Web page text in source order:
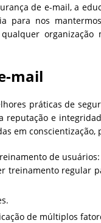
de e-mail, a
para nos
mail
práticas de
reputação e
em conscientização,
de
treinamento regular
de múltiplos